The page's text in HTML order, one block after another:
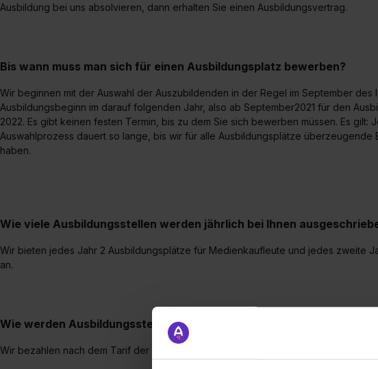
Ausbildung bei uns absolvieren, dann erhalten Sie einen Ausbildungsvertrag.
Bis wann muss man sich für einen Ausbildungsplatz bewerben?
Wir beginnen mit der Auswahl der Auszubildenden in der Regel im September
Ausbildungsbeginn im darauf folgenden Jahr, also ab September2021 für den
2022. Es gibt keinen festen Termin, bis zu dem Sie sich bewerben müssen. Es gilt:
Auswahlprozess dauert so lange, bis wir für alle Ausbildungsplätze überzeugende
haben.
Wie viele Ausbildungsstellen werden jährlich bei Ihnen
Wir bieten jedes Jahr 2 Ausbildungsplätze für Medienkaufleute und jedes zweite
an.
Wie werden Ausbildungsstellen bei Ihnen vergütet?
Wir bezahlen nach dem Tarif der Buchhandlungen und Verlage in Bayern und